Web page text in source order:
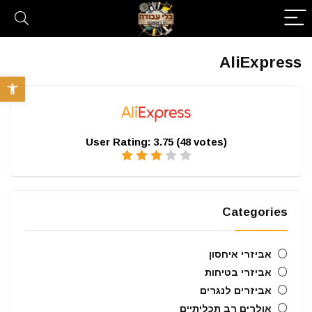
פתח
AliExpress
User Rating: 3.75 (48votes)
Categories
אביזרי איחסון
אביזרי בטיחות
אביזרים לנגרים
אולרים רב תכליתיים